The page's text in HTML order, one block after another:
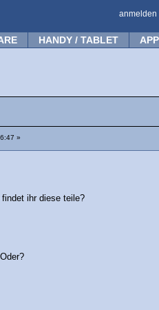
anmelden
HANDY / TABLET
»
ihr diese teile?